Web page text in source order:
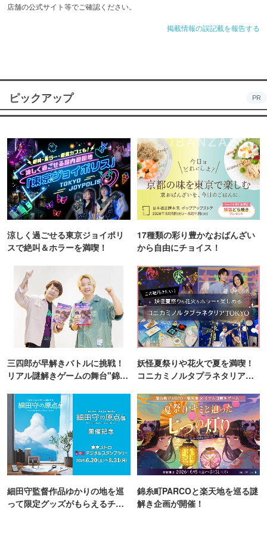
店舗の公式サイト等でご確認ください。
掲載情報の誤記載を報告する
ピックアップ PR
涼しく過ごせる東京ジョイポリ
スで絶叫＆ホラーを満喫！
17種類の彩り豊かなおばんざい
から自由にチョイス！
三四郎が早解きバトルに挑戦！
リアル謎解きゲームの舞台"錦糸
妖怪夏祭りや花火で夏を満喫！
コニカミノルタプラネタリア
細田守監督作品ゆかりの地を巡
って限定グッズがもらえるチャ
錦糸町PARCOと楽天地を巡る謎
解き企画が開催！